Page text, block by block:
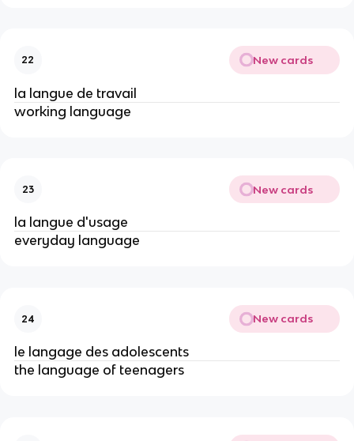
22 New cards
la langue de travail
working language
23 New cards
la langue d'usage
everyday language
24 New cards
le langage des adolescents
the language of teenagers